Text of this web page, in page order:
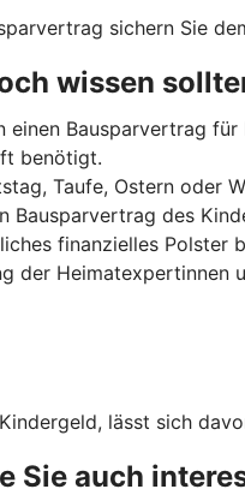
sichern Sie
wissen
einen Bausparvertrag
benötigt.
Taufe, Ostern oder
Bausparvertrag des
finanzielles Polster
der Heimatexpertinnen
lässt sich
Sie auch